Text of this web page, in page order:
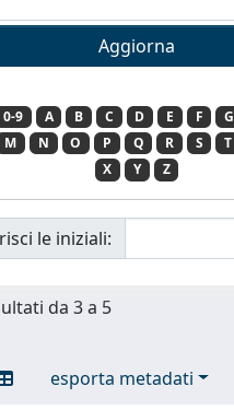
0-9 A B C D E F G
M N O P Q R S T
X
Y Z
le iniziali:
da 3 a 5
esporta metadati